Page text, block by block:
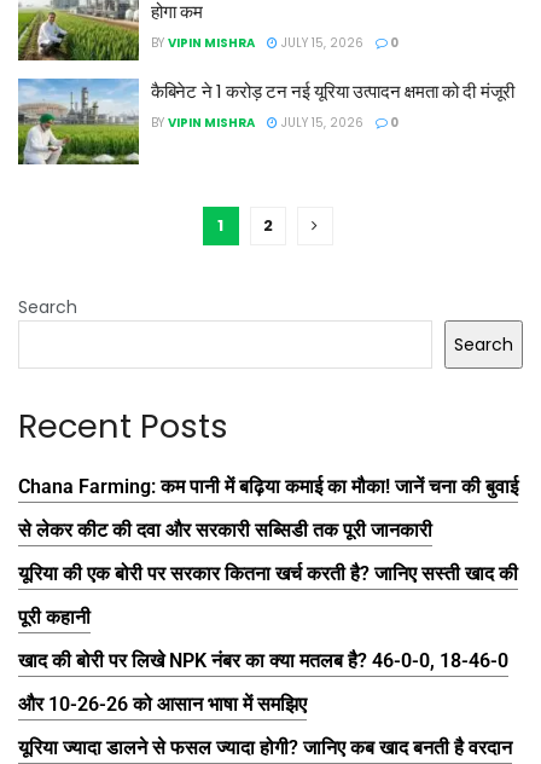
होगा कम
BY VIPIN MISHRA JULY 15, 2026 0
कैबिनेट ने 1 करोड़ टन नई यूरिया उत्पादन क्षमता को दी मंजूरी
BY VIPIN MISHRA JULY 15, 2026 0
1 2
Search
Search
Recent Posts
Chana Farming: कम पानी में बढ़िया कमाई का मौका! जानें चना की बुवाई
से लेकर कीट की दवा और सरकारी सब्सिडी तक पूरी जानकारी
यूरिया की एक बोरी पर सरकार कितना खर्च करती है? जानिए सस्ती खाद की
पूरी कहानी
खाद की बोरी पर लिखे NPK नंबर का क्या मतलब है? 46-0-0, 18-46-0
और 10-26-26 को आसान भाषा में समझिए
यूरिया ज्यादा डालने से फसल ज्यादा होगी? जानिए कब खाद बनती है वरदान